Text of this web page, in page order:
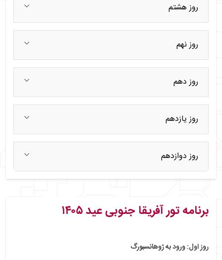
روز هشتم
روز نهم
روز دهم
روز یازدهم
روز دوازدهم
برنامه تور آفریقا جنوبی عید ۱۴۰۵
روز اول: ورود به ژوهانسبورگ